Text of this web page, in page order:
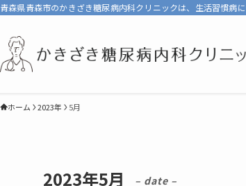
青森県青森市のかきざき糖尿病内科クリニックは、生活習慣病
ホーム 2023年 5月
2023年5月 – date –